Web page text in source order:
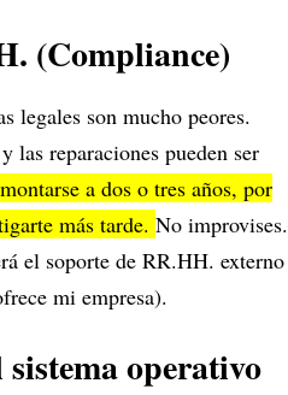
(Compliance)
legales son mucho peores.
reparaciones pueden ser
a dos o tres años, por
más tarde. No improvises.
el soporte de RR.HH. externo
mi empresa).
sistema operativo